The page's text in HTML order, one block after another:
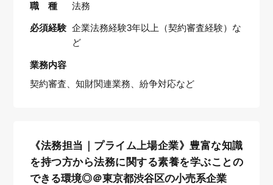
職 種 法務
必須経験 企業法務経験3年以上（契約審査経験）な
ど
業務内容
契約審査、知財関連業務、紛争対応など
《法務担当｜プライム上場企業》豊富な知識
を持つ方から法務に関する素養を学ぶことの
できる環境◎＠東京都渋谷区の小売系企業